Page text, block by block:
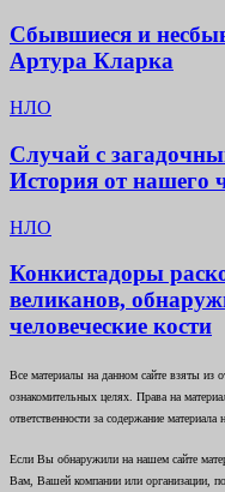
Сбывшиеся и
Артура Кларка
НЛО
Случай с
История от нашего
НЛО
Конкистадоры
великанов,
человеческие кости
Все материалы на данном сайте взяты из
ознакомительных целях. Права на
ответственности за содержание материала
Если Вы обнаружили на нашем сайте
Вам, Вашей компании или организации,